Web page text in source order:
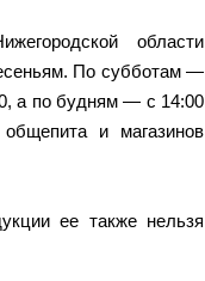
области
По субботам —
а по будням — с 14:00
и магазинов
ее также нельзя